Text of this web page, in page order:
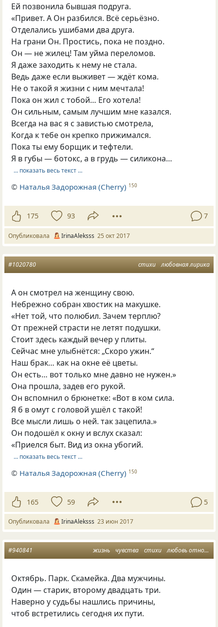
Ей позвонила бывшая подруга.
«Привет. А Он разбился. Всё серьёзно.
Отделались ушибами два друга.
На грани Он. Простись, пока не поздно.
Он — не жилец! Там уйма переломов.
Я даже заходить к нему не стала.
Ведь даже если выживет — ждёт кома.
Не о такой я жизни с ним мечтала!
Пока он жил с тобой… Его хотела!
Он сильным, самым лучшим мне казался.
Всегда на вас я с завистью смотрела,
Когда к тебе он крепко прижимался.
Пока ты ему борщик и тефтели.
Я в губы — ботокс, а в грудь — силикона…
… показать весь текст …
© Наталья Задорожная (Cherry) 150
175 93 7
Опубликовала IrinaAleksss 25 окт 2017
стихи любовная лирика
#1020780
А он смотрел на женщину свою.
Небрежно собран хвостик на макушке.
«Нет той, что полюбил. Зачем терплю?
От прежней страсти не летят подушки.
Стоит здесь каждый вечер у плиты.
Сейчас мне улыбнётся: „Скоро ужин.“
Наш брак… как на окне её цветы.
Он есть… вот только мне давно не нужен.»
Она прошла, задев его рукой.
Он вспомнил о брюнетке: «Вот в ком сила.
Я б в омут с головой ушёл с такой!
Все мысли лишь о ней. так зацепила.»
Он подошёл к окну и вслух сказал:
«Приелся быт. Вид из окна убогий.
… показать весь текст …
© Наталья Задорожная (Cherry) 150
165 59 5
Опубликовала IrinaAleksss 23 июн 2017
жизнь чувства стихи любовь отношения
#940841
Октябрь. Парк. Скамейка. Два мужчины.
Один — старик, второму двадцать три.
Наверно у судьбы нашлись причины,
чтоб встретились сегодня их пути.